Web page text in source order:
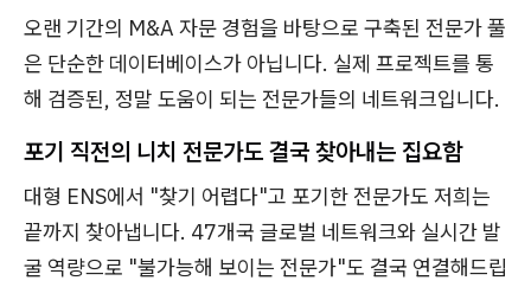
오랜 기간의 M&A 자문 경험을 바탕으로 구축된 전문가 풀
은 단순한 데이터베이스가 아닙니다. 실제 프로젝트를 통
해 검증된, 정말 도움이 되는 전문가들의 네트워크입니다.
포기 직전의 니치 전문가도 결국 찾아내는 집요함
대형 ENS에서 "찾기 어렵다"고 포기한 전문가도 저희는
끝까지 찾아냅니다. 47개국 글로벌 네트워크와 실시간 발
굴 역량으로 "불가능해 보이는 전문가"도 결국 연결해드립